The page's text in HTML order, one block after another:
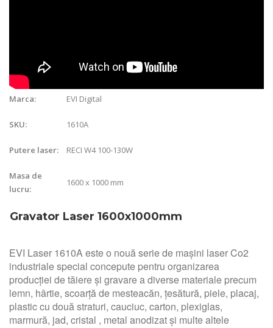
Marca: EVI Digital
SKU: 1610A
Putere laser: RECI W4 100-130W
Masa de
lucru:
1600 x 1000 mm
Gravator Laser 1600x1000mm
EVI Laser 1610A este o nouă serie de mașini laser Co2
industriale special concepute pentru organizarea
producției de tăiere și gravare a diverse materiale precum
lemn, hârtie, scoarță de mesteacăn, țesătură, piele, placaj,
plastic cu două straturi, cauciuc, carton, plexiglas,
marmură, jad, cristal , metal anodizat și multe altele